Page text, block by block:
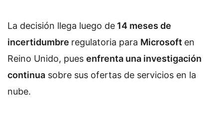
La decisión llega luego de 14 meses de
incertidumbre regulatoria para Microsoft en
Reino Unido, pues enfrenta una investigación
continua sobre sus ofertas de servicios en la
nube.